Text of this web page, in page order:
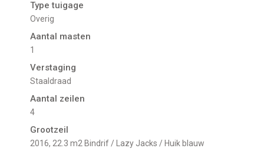
Type tuigage
Overig
Aantal masten
1
Verstaging
Staaldraad
Aantal zeilen
4
Grootzeil
2016, 22.3 m2 Bindrif / Lazy Jacks / Huik blauw